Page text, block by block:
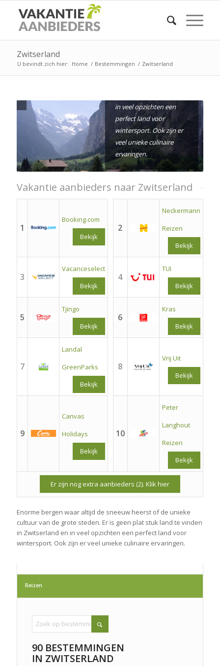
Zwitserland
U bevindt zich hier: Home / Bestemmingen / Zwitserland
in veel opzichten een
perfect land voor
wintersport. Ook zijn er
veel unieke culinaire
ervaringen.
Vakantie aanbieders naar Zwitserland
1
Booking.com
Bekijk
2
Neckermann
Reizen
Bekijk
3
Vacanceselect
Bekijk
4
TUI
Bekijk
5
Tjingo
Bekijk
6
Kras
Bekijk
7
Landal
GreenParks
Bekijk
8
Vrij Uit
Bekijk
9
Canvas
Holidays
Bekijk
10
Peter
Langhout
Reizen
Bekijk
Er zijn nog extra aanbieders (2). Klik hier
Enorme bergen waar altijd de sneeuw heerst of de unieke
cultuur van de grote steden. Er is geen plat stuk land te vinden
in Zwitserland en in veel opzichten een perfect land voor
wintersport. Ook zijn er veel unieke culinaire ervaringen.
Reizen
90 BESTEMMINGEN
IN ZWITSERLAND